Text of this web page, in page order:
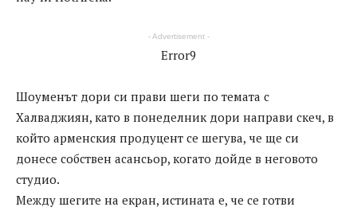
- Advertisement -
Error9
Шоуменът дори си прави шеги по темата с
Халваджиян, като в понеделник дори направи скеч, в
който арменския продуцент се шегува, че ще си
донесе собствен асансьор, когато дойде в неговото
студио.
Между шегите на екран, истината е, че се готви